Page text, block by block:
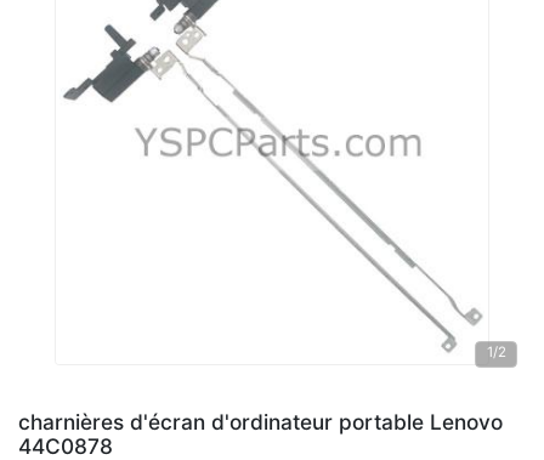
1/2
charnières d'écran d'ordinateur portable Lenovo
44C0878